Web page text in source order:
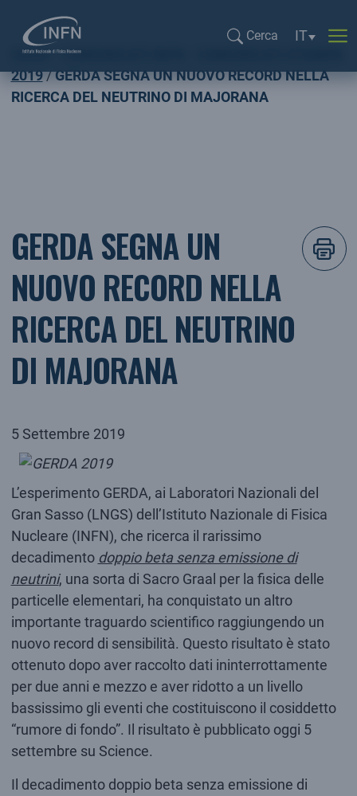
Cerca
IT
Home
COMUNICATI INFN
2019
GERDA SEGNA UN NUOVO RECORD NELLA
RICERCA DEL NEUTRINO DI MAJORANA
GERDA SEGNA UN
NUOVO RECORD NELLA
RICERCA DEL NEUTRINO
DI MAJORANA
5 Settembre 2019
L’esperimento GERDA, ai Laboratori Nazionali del
Gran Sasso (LNGS) dell’Istituto Nazionale di Fisica
Nucleare (INFN), che ricerca il rarissimo
decadimento doppio beta senza emissione di
neutrini, una sorta di Sacro Graal per la fisica delle
particelle elementari, ha conquistato un altro
importante traguardo scientifico raggiungendo un
nuovo record di sensibilità. Questo risultato è stato
ottenuto dopo aver raccolto dati ininterrottamente
per due anni e mezzo e aver ridotto a un livello
bassissimo gli eventi che costituiscono il cosiddetto
“rumore di fondo”. Il risultato è pubblicato oggi 5
settembre su Science.
Il decadimento doppio beta senza emissione di